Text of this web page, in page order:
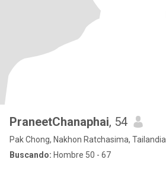
PraneetChanaphai, 54
Pak Chong, Nakhon Ratchasima, Tailandia
Buscando: Hombre 50 - 67